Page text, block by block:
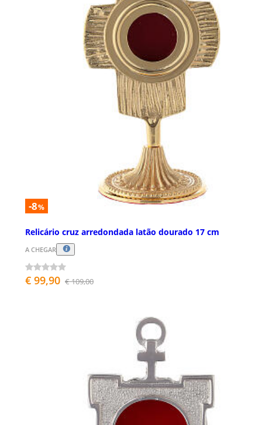
-8%
Relicário cruz arredondada latão dourado 17 cm
A CHEGAR
€ 99,90 € 109,00